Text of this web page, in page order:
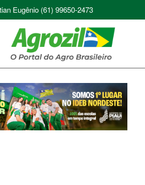
Eugênio (61) 99650-2473